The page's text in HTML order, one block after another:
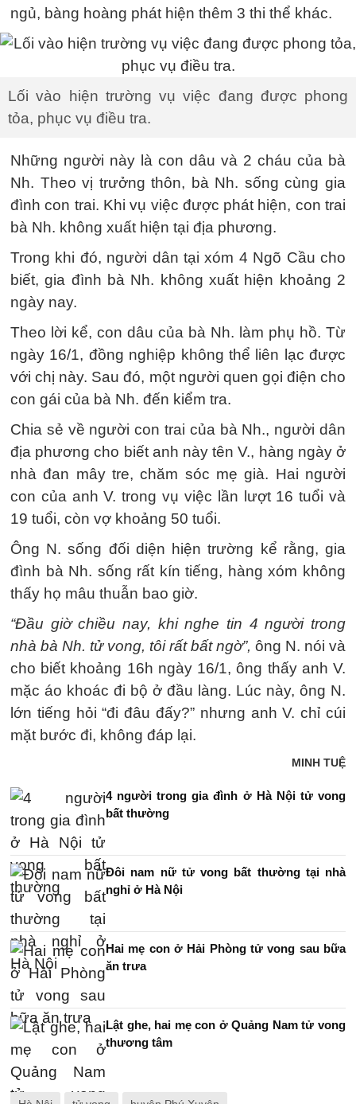
ngủ, bàng hoàng phát hiện thêm 3 thi thể khác.
Lối vào hiện trường vụ việc đang được phong
tỏa, phục vụ điều tra.
Những người này là con dâu và 2 cháu của bà
Nh. Theo vị trưởng thôn, bà Nh. sống cùng gia
đình con trai. Khi vụ việc được phát hiện, con trai
bà Nh. không xuất hiện tại địa phương.
Trong khi đó, người dân tại xóm 4 Ngõ Cầu cho
biết, gia đình bà Nh. không xuất hiện khoảng 2
ngày nay.
Theo lời kể, con dâu của bà Nh. làm phụ hồ. Từ
ngày 16/1, đồng nghiệp không thể liên lạc được
với chị này. Sau đó, một người quen gọi điện cho
con gái của bà Nh. đến kiểm tra.
Chia sẻ về người con trai của bà Nh., người dân
địa phương cho biết anh này tên V., hàng ngày ở
nhà đan mây tre, chăm sóc mẹ già. Hai người
con của anh V. trong vụ việc lần lượt 16 tuổi và
19 tuổi, còn vợ khoảng 50 tuổi.
Ông N. sống đối diện hiện trường kể rằng, gia
đình bà Nh. sống rất kín tiếng, hàng xóm không
thấy họ mâu thuẫn bao giờ.
“Đầu giờ chiều nay, khi nghe tin 4 người trong
nhà bà Nh. tử vong, tôi rất bất ngờ”, ông N. nói và
cho biết khoảng 16h ngày 16/1, ông thấy anh V.
mặc áo khoác đi bộ ở đầu làng. Lúc này, ông N.
lớn tiếng hỏi “đi đâu đấy?” nhưng anh V. chỉ cúi
mặt bước đi, không đáp lại.
MINH TUỆ
4 người trong gia đình ở Hà Nội tử vong
bất thường
Đôi nam nữ tử vong bất thường tại nhà
nghỉ ở Hà Nội
Hai mẹ con ở Hải Phòng tử vong sau bữa
ăn trưa
Lật ghe, hai mẹ con ở Quảng Nam tử vong
thương tâm